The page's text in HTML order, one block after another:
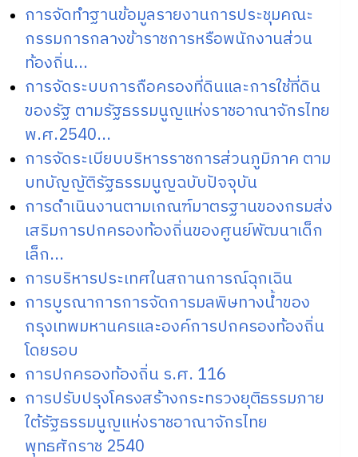
การจัดทำฐานข้อมูลรายงานการประชุมคณะ
กรรมการกลางข้าราชการหรือพนักงานส่วน
ท้องถิ่น...
การจัดระบบการถือครองที่ดินและการใช้ที่ดิน
ของรัฐ ตามรัฐธรรมนูญแห่งราชอาณาจักรไทย
พ.ศ.2540...
การจัดระเบียบบริหารราชการส่วนภูมิภาค ตาม
บทบัญญัติรัฐธรรมนูญฉบับปัจจุบัน
การดำเนินงานตามเกณฑ์มาตรฐานของกรมส่ง
เสริมการปกครองท้องถิ่นของศูนย์พัฒนาเด็ก
เล็ก...
การบริหารประเทศในสถานการณ์ฉุกเฉิน
การบูรณาการการจัดการมลพิษทางน้ำของ
กรุงเทพมหานครและองค์การปกครองท้องถิ่น
โดยรอบ
การปกครองท้องถิ่น ร.ศ. 116
การปรับปรุงโครงสร้างกระทรวงยุติธรรมภาย
ใต้รัฐธรรมนูญแห่งราชอาณาจักรไทย
พุทธศักราช 2540